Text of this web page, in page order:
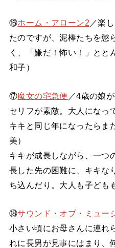
⑯ホーム・アローン2 ／楽
たのですが、泥棒たちを懲
く、「嫌だ！怖い！」とと
和子）
⑰魔女の宅急便 ／4歳の娘
セリフが素敵。大人になっ
キキと同じ年になったらま
美）
キキが成長しながら、一つ
長した先の困難に、キキな
ち込んだり。大人も子ども
⑱サウンド・オブ・ミュー
小さい頃にお母さんに連れ
れに長男が見事にはまり、